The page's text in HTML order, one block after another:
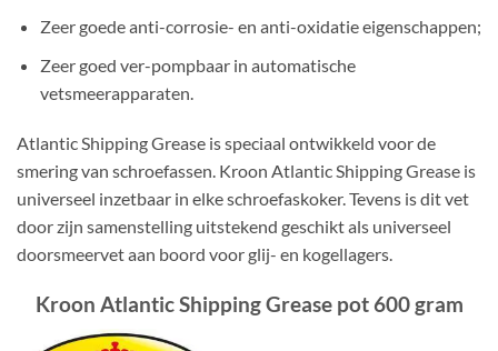
Zeer goede anti-corrosie- en anti-oxidatie eigenschappen;
Zeer goed ver-pompbaar in automatische
vetsmeerapparaten.
Atlantic Shipping Grease is speciaal ontwikkeld voor de
smering van schroefassen. Kroon Atlantic Shipping Grease is
universeel inzetbaar in elke schroefaskoker. Tevens is dit vet
door zijn samenstelling uitstekend geschikt als universeel
doorsmeervet aan boord voor glij- en kogellagers.
Kroon Atlantic Shipping Grease pot 600 gram